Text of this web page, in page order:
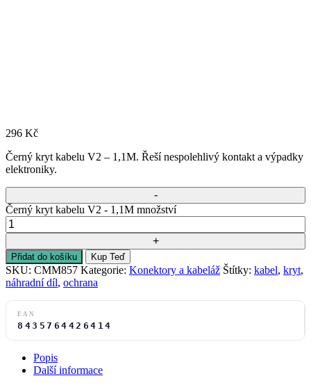
296 Kč
Černý kryt kabelu V2 – 1,1M. Řeší nespolehlivý kontakt a výpadky
elektroniky.
Černý kryt kabelu V2 - 1,1M množství
Přidat do košíku Kup Teď
SKU: CMM857 Kategorie: Konektory a kabeláž Štítky: kabel, kryt,
náhradní díl, ochrana
EAN
8435764426414
Popis
Další informace